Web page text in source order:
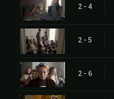
2 - 4
2 - 5
2 - 6